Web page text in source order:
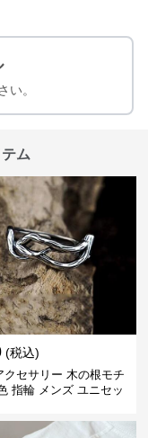
い。
ム
(税込)
クセサリー 木の根モチ
指輪 メンズ ユニセッ